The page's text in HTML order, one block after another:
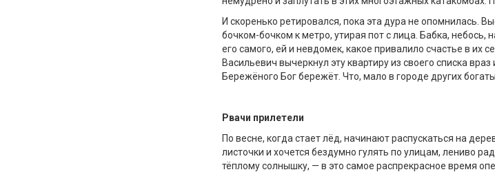
И скоренько ретировался, пока эта дура не опомнилась.
бочком-бочком к метро, утирая пот с лица. Бабка, небось,
его самого, ей и невдомек, какое привалило счастье в их
Васильевич вычеркнул эту квартиру из своего списка враз
Бережёного Бог бережёт. Что, мало в городе других
Рвачи прилетели
По весне, когда стает лёд, начинают распускаться на
листочки и хочется бездумно гулять по улицам, лениво
тёплому солнышку, — в это самое распрекрасное время